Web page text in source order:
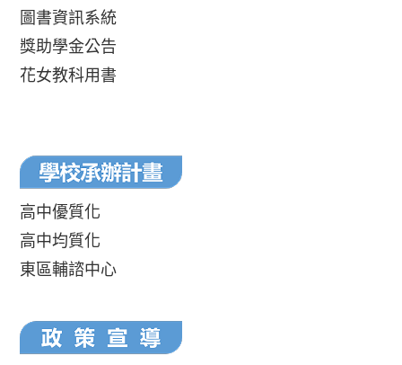
圖書資訊系統
獎助學金公告
花女教科用書
高中優質化
高中均質化
東區輔諮中心